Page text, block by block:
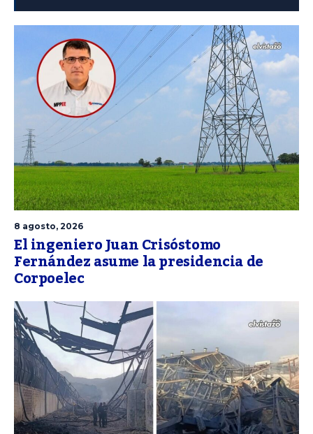
8 agosto, 2026
El ingeniero Juan Crisóstomo
Fernández asume la presidencia de
Corpoelec